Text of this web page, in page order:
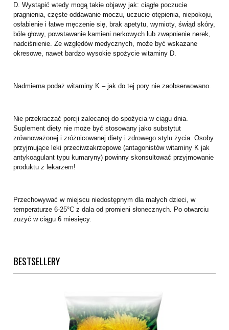
D. Wystąpić wtedy mogą takie objawy jak: ciągłe poczucie
pragnienia, częste oddawanie moczu, uczucie otępienia, niepokoju,
osłabienie i łatwe męczenie się, brak apetytu, wymioty, świąd skóry,
bóle głowy, powstawanie kamieni nerkowych lub zwapnienie nerek,
nadciśnienie. Ze względów medycznych, może być wskazane
okresowe, nawet bardzo wysokie spożycie witaminy D.
Nadmierna podaż witaminy K – jak do tej pory nie zaobserwowano.
Nie przekraczać porcji zalecanej do spożycia w ciągu dnia.
Suplement diety nie może być stosowany jako substytut
zrównoważonej i zróżnicowanej diety i zdrowego stylu życia. Osoby
przyjmujące leki przeciwzakrzepowe (antagonistów witaminy K jak
antykoagulant typu kumaryny) powinny skonsultować przyjmowanie
produktu z lekarzem!
Przechowywać w miejscu niedostępnym dla małych dzieci, w
temperaturze 6-25°C z dala od promieni słonecznych. Po otwarciu
zużyć w ciągu 6 miesięcy.
BESTSELLERY